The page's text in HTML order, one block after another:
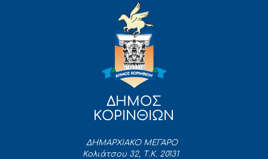
ΔΗΜΟΣ
ΚΟΡΙΝΘΙΩΝ
ΔΗΜΑΡΧΙΑΚΟ ΜΕΓΑΡΟ
Κολιάτσου 32, Τ.Κ. 20131